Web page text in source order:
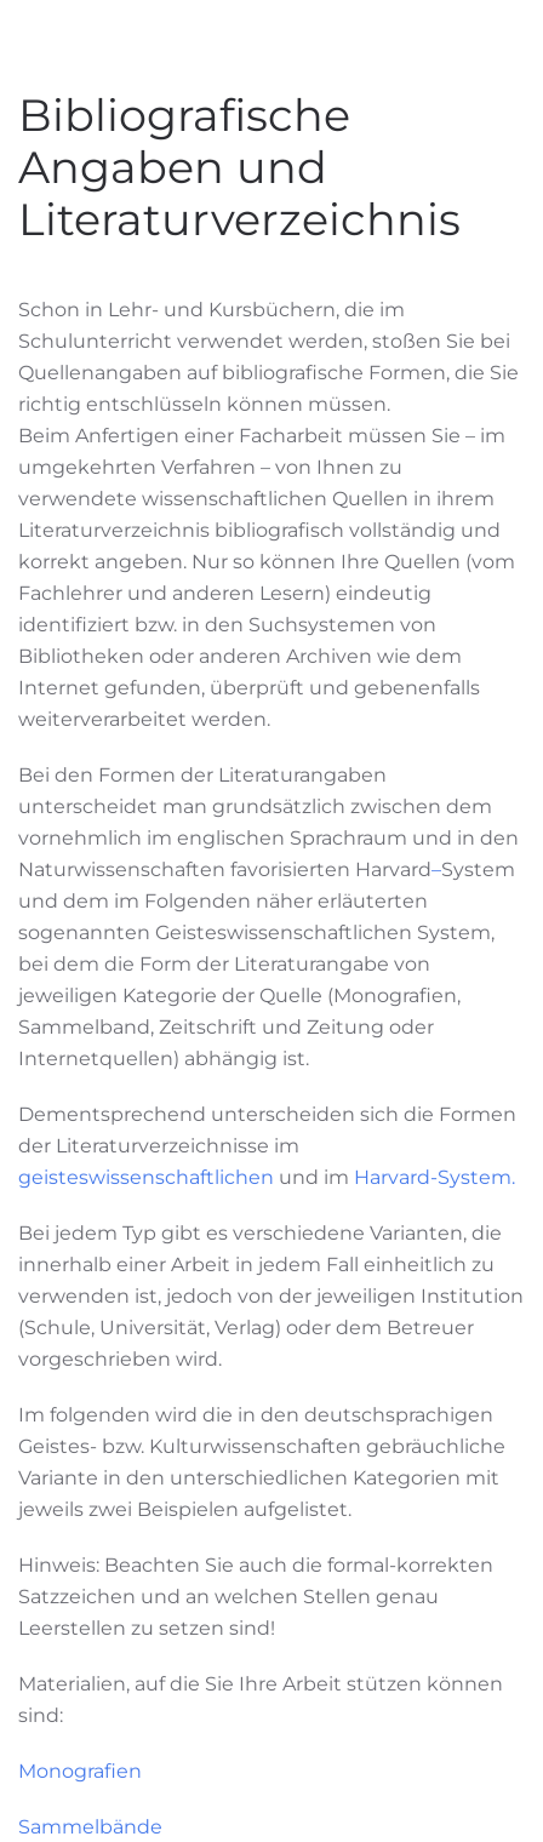
Bibliografische
Angaben und
Literaturverzeichnis
Schon in Lehr- und Kursbüchern, die im
Schulunterricht verwendet werden, stoßen Sie bei
Quellenangaben auf bibliografische Formen, die Sie
richtig entschlüsseln können müssen.
Beim Anfertigen einer Facharbeit müssen Sie – im
umgekehrten Verfahren – von Ihnen zu
verwendete wissenschaftlichen Quellen in ihrem
Literaturverzeichnis bibliografisch vollständig und
korrekt angeben. Nur so können Ihre Quellen (vom
Fachlehrer und anderen Lesern) eindeutig
identifiziert bzw. in den Suchsystemen von
Bibliotheken oder anderen Archiven wie dem
Internet gefunden, überprüft und gebenenfalls
weiterverarbeitet werden.
Bei den Formen der Literaturangaben
unterscheidet man grundsätzlich zwischen dem
vornehmlich im englischen Sprachraum und in den
Naturwissenschaften favorisierten Harvard–System
und dem im Folgenden näher erläuterten
sogenannten Geisteswissenschaftlichen System,
bei dem die Form der Literaturangabe von
jeweiligen Kategorie der Quelle (Monografien,
Sammelband, Zeitschrift und Zeitung oder
Internetquellen) abhängig ist.
Dementsprechend unterscheiden sich die Formen
der Literaturverzeichnisse im
geisteswissenschaftlichen und im Harvard-System.
Bei jedem Typ gibt es verschiedene Varianten, die
innerhalb einer Arbeit in jedem Fall einheitlich zu
verwenden ist, jedoch von der jeweiligen Institution
(Schule, Universität, Verlag) oder dem Betreuer
vorgeschrieben wird.
Im folgenden wird die in den deutschsprachigen
Geistes- bzw. Kulturwissenschaften gebräuchliche
Variante in den unterschiedlichen Kategorien mit
jeweils zwei Beispielen aufgelistet.
Hinweis: Beachten Sie auch die formal-korrekten
Satzzeichen und an welchen Stellen genau
Leerstellen zu setzen sind!
Materialien, auf die Sie Ihre Arbeit stützen können
sind:
Monografien
Sammelbände